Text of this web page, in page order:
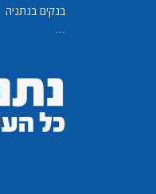
בנקים בנתניה
...